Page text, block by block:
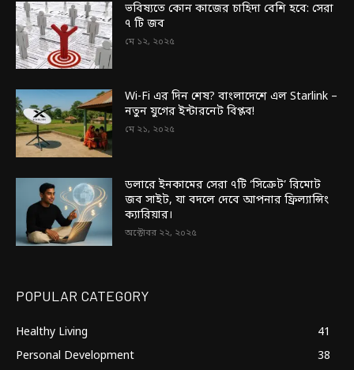
ভবিষ্যতে কোন কাজের চাহিদা বেশি হবে: সেরা
৭ টি জব
মে ১২, ২০২৫
Wi-Fi এর দিন শেষ? বাংলাদেশে এল Starlink –
নতুন যুগের ইন্টারনেট বিপ্লব!
মে ২১, ২০২৫
ডলারে ইনকামের সেরা ৭টি ‘সিক্রেট’ রিমোট
জব সাইট, যা বদলে দেবে আপনার ফ্রিল্যান্সিং
ক্যারিয়ার।
অক্টোবর ২২, ২০২৫
POPULAR CATEGORY
Healthy Living
41
Personal Development
38